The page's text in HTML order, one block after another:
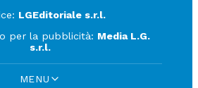
LGEditoriale s.r.l.
per la pubblicità: Media L.G.
s.r.l.
MENU